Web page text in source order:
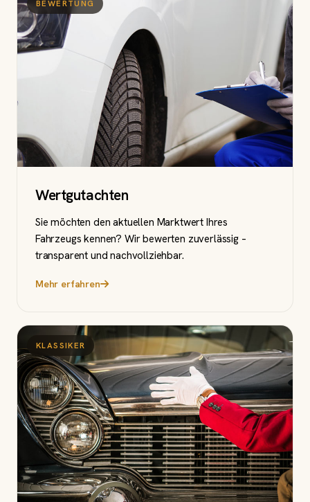
BEWERTUNG
Wertgutachten
Sie möchten den aktuellen Marktwert Ihres
Fahrzeugs kennen? Wir bewerten zuverlässig –
transparent und nachvollziehbar.
Mehr erfahren
KLASSIKER